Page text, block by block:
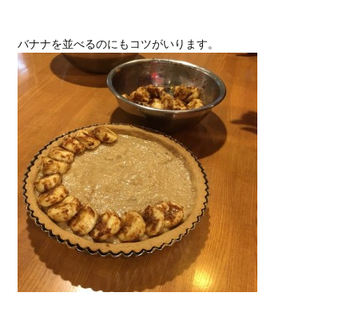
バナナを並べるのにもコツがいります。